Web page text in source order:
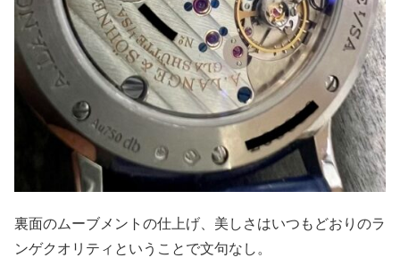
裏面のムーブメントの仕上げ、美しさはいつもどおりのラ
ンゲクオリティということで文句なし。